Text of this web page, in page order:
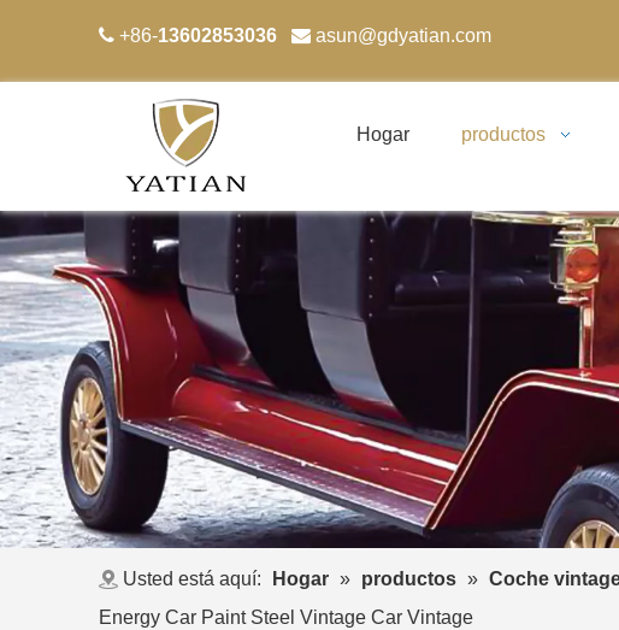
 +86-13602853036  asun@gdyatian.com
Hogar productos
Usted está aquí: Hogar » productos » Coche
Energy Car Paint Steel Vintage Car Vintage